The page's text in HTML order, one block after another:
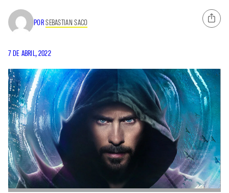
PORSEBASTIAN SACO
7 DE ABRIL, 2022